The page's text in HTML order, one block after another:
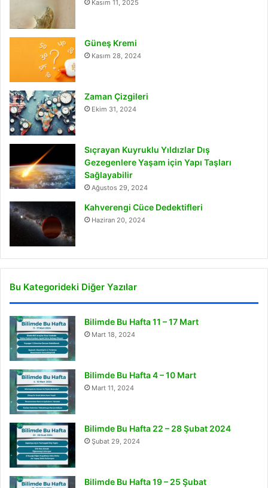
Kasım 11, 2025
Güneş Kremi
Kasım 28, 2024
Zaman Çizgileri
Ekim 31, 2024
Sıçrayan Kuyruklu Yıldızlar Dış
Gezegenlere Yaşam için Yapı Taşları
Sağlayabilir
Ağustos 29, 2024
Kahverengi Cüce Dedektifleri
Haziran 20, 2024
Bu Kategorideki Diğer Yazılar
Bilimde Bu Hafta 11 – 17 Mart
Mart 18, 2024
Bilimde Bu Hafta 4 – 10 Mart
Mart 11, 2024
Bilimde Bu Hafta 22 – 28 Şubat 2024
Şubat 29, 2024
Bilimde Bu Hafta 19 – 25 Şubat